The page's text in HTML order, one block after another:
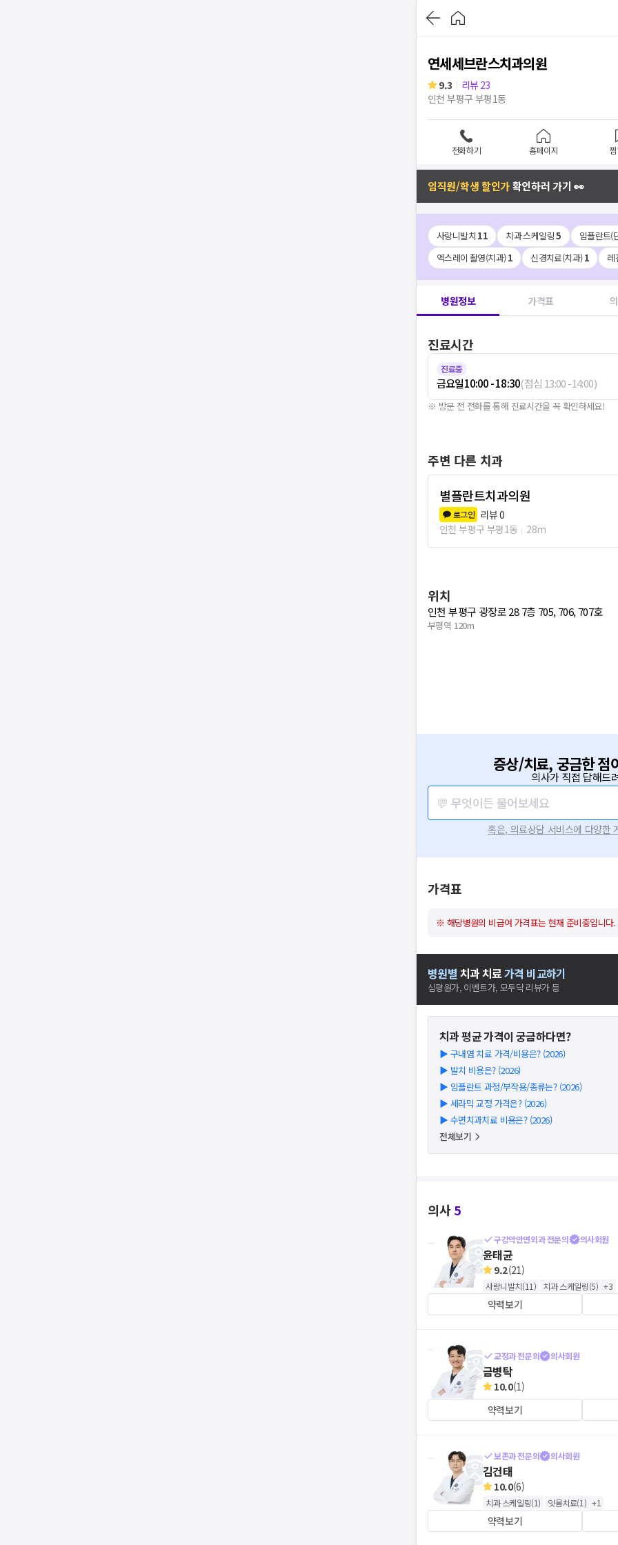
연세세브란스치과의원
9.3 리뷰 23
인천 부평구 부평1동
전화하기 홈페이지
임직원/학생 할인가확인하러 가기 👀
사랑니발치 11 치과 스케일링5 임플란트(
엑스레이 촬영(치과)1 신경치료(치과)1 레
병원정보 가격표
진료시간
진료중
금요일10:00 - 18:30(점심 13:00-14:00)
※ 방문 전 전화를 통해 진료시간을 꼭 확인하세요!
주변 다른 치과
별플란트치과의원
로그인 리뷰0
인천 부평구 부평1동
28m
위치
인천 부평구 광장로 28 7층 705, 706, 707호
부평역 120m
증상/치료, 궁금한 점
의사가 직접 답해드
💬 무엇이든 물어보세요
혹은, 의료상담 서비스에 다양한
가격표
※ 해당병원의 비급여 가격표는 현재 준비중입니다.
병원별 치과치료가격 비교하기
심평원가, 이벤트가, 모두닥 리뷰가 등
치과평균 가격이 궁금하다면?
▶ 구내염 치료 가격/비용은? (2026)
▶ 발치 비용은? (2026)
▶ 임플란트 과정/부작용/종류는? (2026)
▶ 세라믹 교정 가격은? (2026)
▶ 수면치과치료 비용은? (2026)
전체보기
의사5
구강악안면외과 전문의 의사회원
윤태균
9.2(21)
사랑니발치(11) 치과 스케일링(5) +3
약력보기
교정과 전문의 의사회원
금병탁
10.0(1)
약력보기
보존과 전문의 의사회원
김건태
10.0(6)
치과 스케일링(1) 잇몸치료(1) +1
약력보기